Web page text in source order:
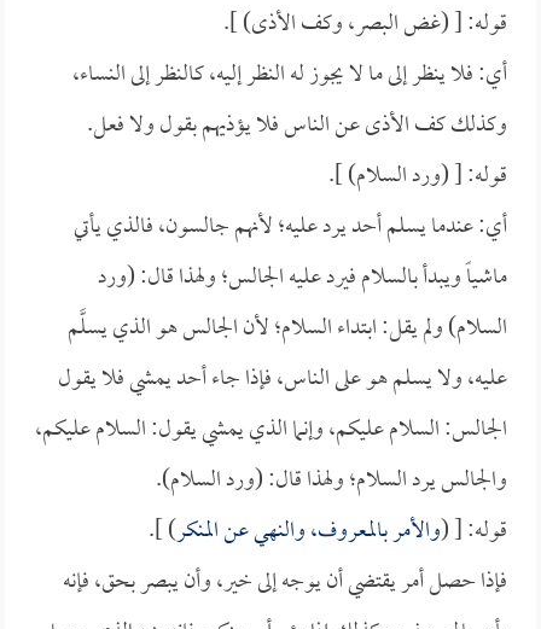
قوله: [ (غض البصر، وكف الأذى) ].
أي: فلا ينظر إلى ما لا يجوز له النظر إليه، كالنظر إلى النساء،
وكذلك كف الأذى عن الناس فلا يؤذيهم بقول ولا فعل.
قوله: [ (ورد السلام) ].
أي: عندما يسلم أحد يرد عليه؛ لأنهم جالسون، فالذي يأتي
ماشياً ويبدأ بالسلام فيرد عليه الجالس؛ ولهذا قال: (ورد
السلام) ولم يقل: ابتداء السلام؛ لأن الجالس هو الذي يسلَّم
عليه، ولا يسلم هو على الناس، فإذا جاء أحد يمشي فلا يقول
الجالس: السلام عليكم، وإنما الذي يمشي يقول: السلام عليكم،
والجالس يرد السلام؛ ولهذا قال: (ورد السلام).
قوله: [ (والأمر بالمعروف، والنهي عن المنكر) ].
فإذا حصل أمر يقتضي أن يوجه إلى خير، وأن يبصر بحق، فإنه